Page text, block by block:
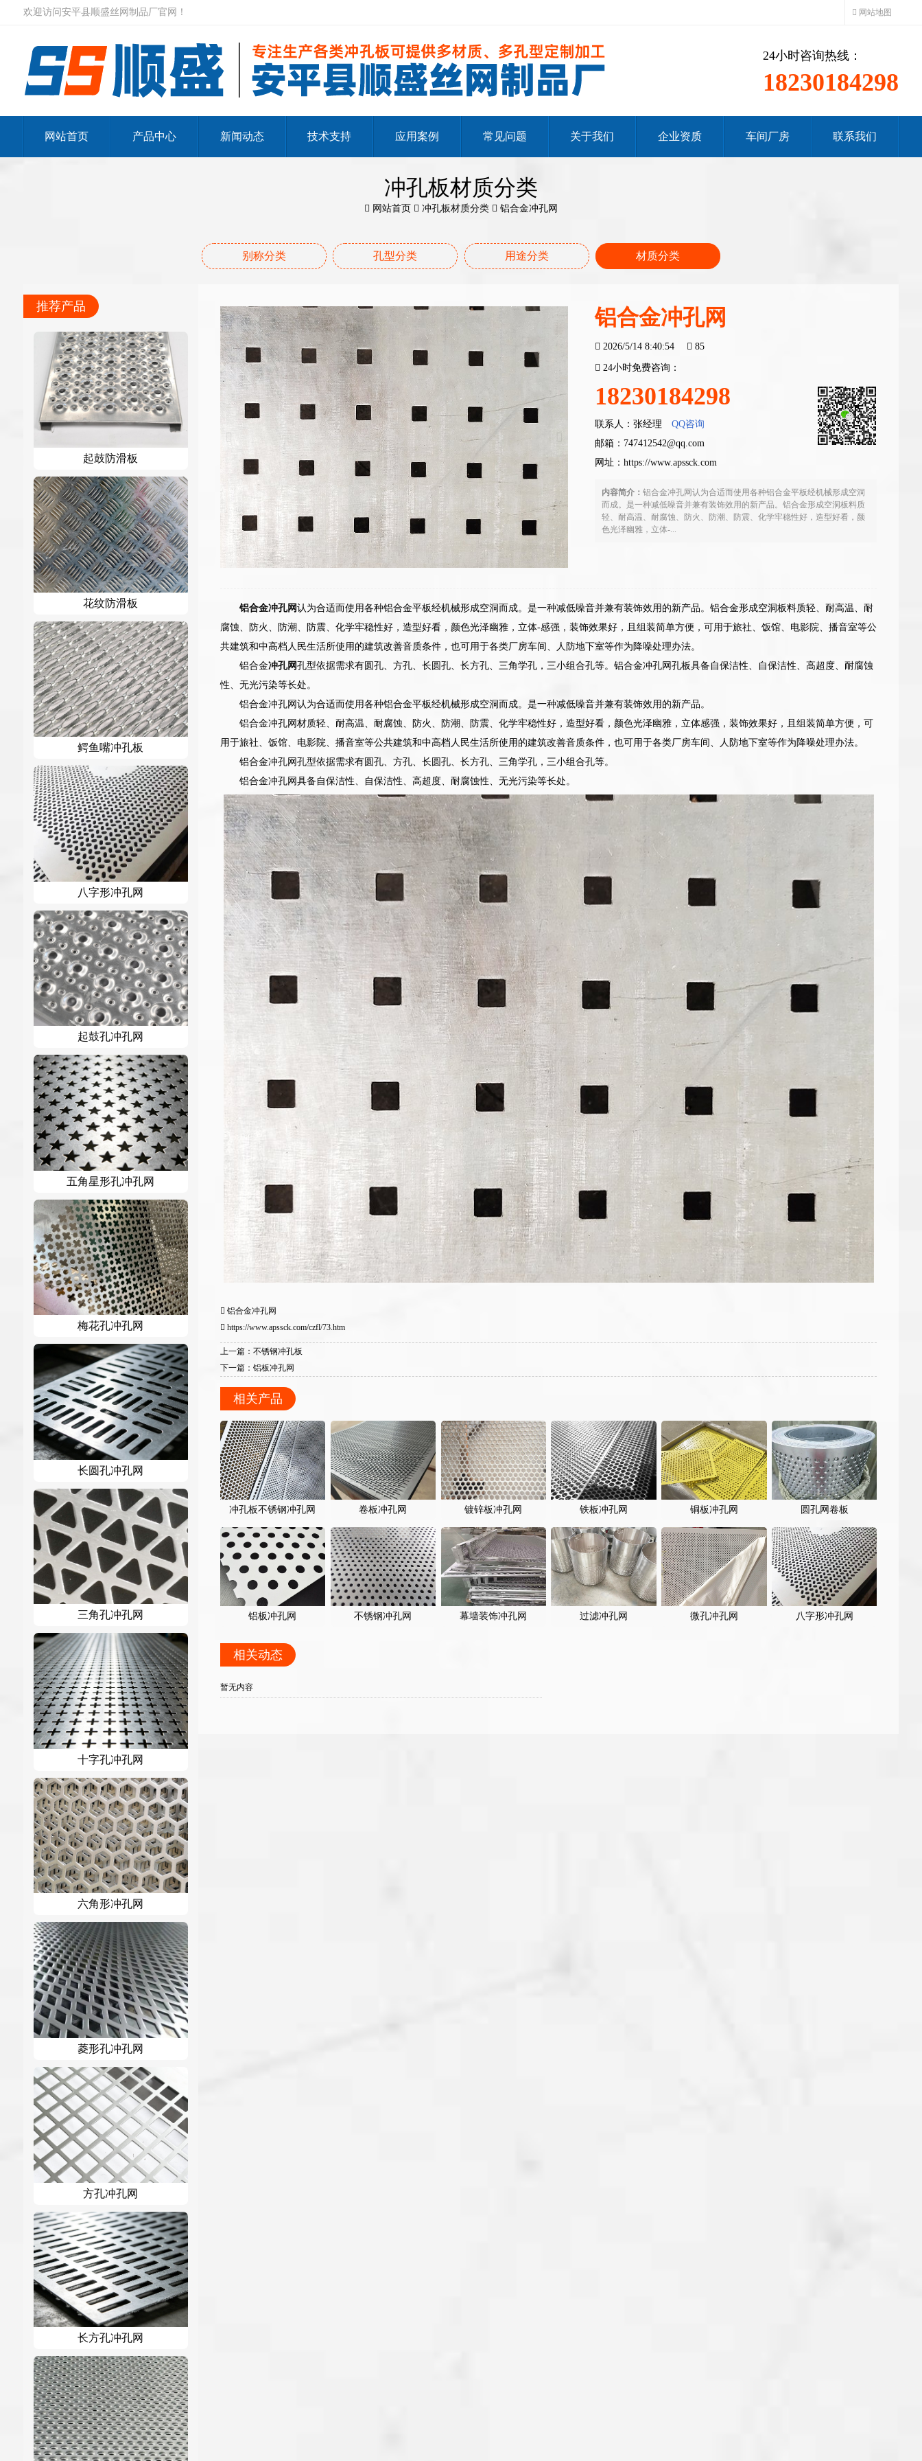
欢迎访问安平县顺盛丝网制品厂官网！ 网站地图
24小时咨询热线：
18230184298
网站首页 产品中心 新闻动态 技术支持 应用案例 常见问题 关于我们 企业资质 车间厂房 联系我们
冲孔板材质分类
网站首页 冲孔板材质分类 铝合金冲孔网
别称分类 孔型分类 用途分类 材质分类
推荐产品
起鼓防滑板
花纹防滑板
鳄鱼嘴冲孔板
八字形冲孔网
起鼓孔冲孔网
五角星形孔冲孔网
梅花孔冲孔网
长圆孔冲孔网
三角孔冲孔网
十字孔冲孔网
六角形冲孔网
菱形孔冲孔网
方孔冲孔网
长方孔冲孔网
铝合金冲孔网
2026/5/14 8:40:54 85
24小时免费咨询：
18230184298
联系人：张经理
QQ咨询
邮箱：747412542@qq.com
网址： https://www.apssck.com
内容简介： 铝合金冲孔网认为合适而使用各种铝合金平板经机械形成空洞
而成。是一种减低噪音并兼有装饰效用的新产品。铝合金形成空洞板料质
轻、耐高温、耐腐蚀、防火、防潮、防震、化学牢稳性好，造型好看，颜
色光泽幽雅，立体-...
铝合金冲孔网认为合适而使用各种铝合金平板经机械形成空洞而成。是一种减低噪音并兼有装饰效用的新产品。铝合金形成空洞板料质轻、耐高温、耐
腐蚀、防火、防潮、防震、化学牢稳性好，造型好看，颜色光泽幽雅，立体-感强，装饰效果好，且组装简单方便，可用于旅社、饭馆、电影院、播音室等公
共建筑和中高档人民生活所使用的建筑改善音质条件，也可用于各类厂房车间、人防地下室等作为降噪处理办法。
铝合金冲孔网孔型依据需求有圆孔、方孔、长圆孔、长方孔、三角学孔，三小组合孔等。铝合金冲孔网孔板具备自保洁性、自保洁性、高超度、耐腐蚀
性、无光污染等长处。
铝合金冲孔网认为合适而使用各种铝合金平板经机械形成空洞而成。是一种减低噪音并兼有装饰效用的新产品。
铝合金冲孔网材质轻、耐高温、耐腐蚀、防火、防潮、防震、化学牢稳性好，造型好看，颜色光泽幽雅，立体感强，装饰效果好，且组装简单方便，可
用于旅社、饭馆、电影院、播音室等公共建筑和中高档人民生活所使用的建筑改善音质条件，也可用于各类厂房车间、人防地下室等作为降噪处理办法。
铝合金冲孔网孔型依据需求有圆孔、方孔、长圆孔、长方孔、三角学孔，三小组合孔等。
铝合金冲孔网具备自保洁性、自保洁性、高超度、耐腐蚀性、无光污染等长处。
铝合金冲孔网
https://www.apssck.com/czfl/73.htm
上一篇：不锈钢冲孔板
下一篇：铝板冲孔网
相关产品
冲孔板不锈钢冲孔网 卷板冲孔网 镀锌板冲孔网 铁板冲孔网 铜板冲孔网 圆孔网卷板
铝板冲孔网 不锈钢冲孔网 幕墙装饰冲孔网 过滤冲孔网 微孔冲孔网 八字形冲孔网
相关动态
暂无内容